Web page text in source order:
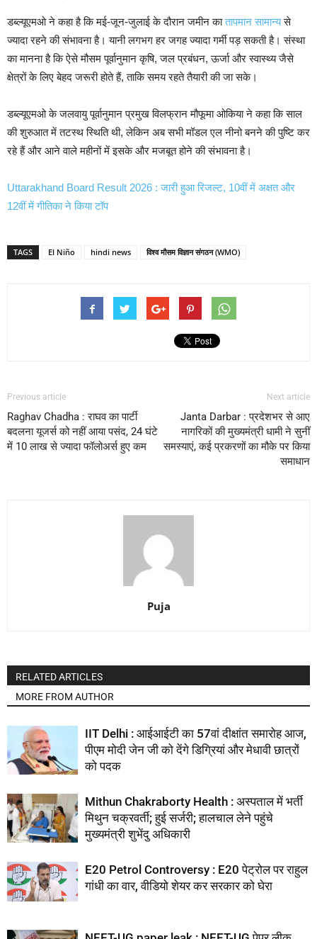
डब्ल्यूएमओ ने कहा है कि मई-जून-जुलाई के दौरान जमीन कातापमान सामान्यसे
ज्यादा रहने की संभावना है। यानी लगभग हर जगह ज्यादा गर्मी पड़ सकती है। संस्था
का मानना है कि ऐसे मौसम पूर्वानुमान कृषि, जल प्रबंधन, ऊर्जा और स्वास्थ्य जैसे
क्षेत्रों के लिए बेहद जरूरी होते हैं, ताकि समय रहते तैयारी की जा सके।
डब्ल्यूएमओ के जलवायु पूर्वानुमान प्रमुख विलफ्रान मौफूमा ओकिया ने कहा कि साल
की शुरुआत में तटस्थ स्थिति थी, लेकिन अब सभी मॉडल एल नीनो बनने की पुष्टि कर
रहे हैं और आने वाले महीनों में इसके और मजबूत होने की संभावना है।
Uttarakhand Board Result 2026 : जारी हुआ रिजल्ट, 10वीं में अक्षत और
12वीं में गीतिका ने किया टॉप
TAGS El Niño hindi news विश्व मौसम विज्ञान संगठन (WMO)
Previous article
Raghav Chadha : राघव का पार्टी
बदलना यूजर्स को नहीं आया पसंद, 24 घंटे
में 10 लाख से ज्यादा फॉलोअर्स हुए कम
Next article
Janta Darbar : प्रदेशभर से आए
नागरिकों की मुख्यमंत्री धामी ने सुनीं
समस्याएं, कई प्रकरणों का मौके पर किया
समाधान
Puja
RELATED ARTICLES
MORE FROM AUTHOR
IIT Delhi : आईआईटी का 57वां दीक्षांत समारोह आज,
पीएम मोदी जेन जी को देंगे डिग्रियां और मेधावी छात्रों
को पदक
Mithun Chakraborty Health : अस्पताल में भर्ती
मिथुन चक्रवर्ती; हुई सर्जरी; हालचाल लेने पहुंचे
मुख्यमंत्री शुभेंदु अधिकारी
E20 Petrol Controversy : E20 पेट्रोल पर राहुल
गांधी का वार, वीडियो शेयर कर सरकार को घेरा